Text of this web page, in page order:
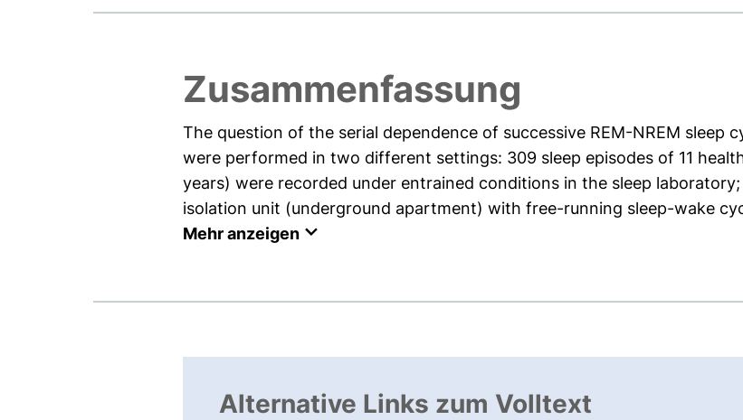
Zusammenfassung
The question of the serial dependence of successive REM-NREM sleep
were performed in two different settings: 309 sleep episodes of 11
years) were recorded under entrained conditions in the sleep
isolation unit (underground apartment) with free-running sleep-wake
Mehr anzeigen
Alternative Links zum Volltext